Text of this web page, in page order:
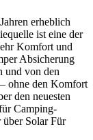
erheblich
ist eine der
Komfort und
Absicherung
und von den
ohne den Komfort
den ​neuesten
Camping-
​über Solar ⁣Für